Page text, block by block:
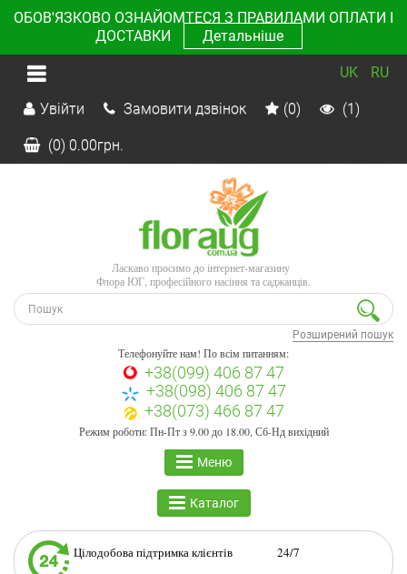
ОБОВ'ЯЗКОВО ОЗНАЙОМТЕСЯ З ПРАВИЛАМИ ОПЛАТИ І
ДОСТАВКИ
Детальніше
UK RU
Увійти Замовити дзвінок (0) (1)
(0) 0.00грн.
Ласкаво просимо до інтернет-магазину
Флора ЮГ, професійного насіння та саджанців.
Розширений пошук
Телефонуйте нам! По всім питанням:
+38(099) 406 87 47
+38(098) 406 87 47
+38(073) 466 87 47
Режим роботи: Пн-Пт з 9.00 до 18.00, Сб-Нд вихідний
Меню
Каталог
Цілодобова підтримка клієнтів 24/7